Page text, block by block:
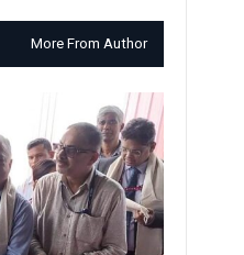
More From Author